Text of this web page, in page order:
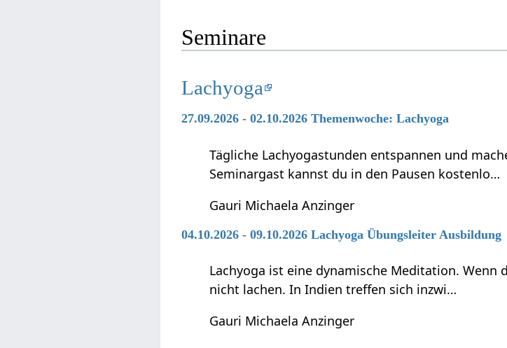
Seminare
Lachyoga
27.09.2026 - 02.10.2026 Themenwoche: Lachyoga
Tägliche Lachyogastunden entspannen und
Seminargast kannst du in den Pausen kostenlo…
Gauri Michaela Anzinger
04.10.2026 - 09.10.2026 Lachyoga Übungsleiter Ausbildung
Lachyoga ist eine dynamische Meditation.
nicht lachen. In Indien treffen sich inzwi…
Gauri Michaela Anzinger